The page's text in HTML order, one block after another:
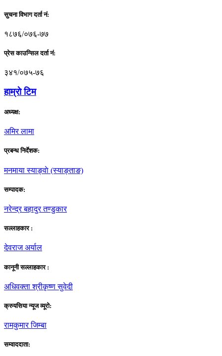
सुचना विभाग दर्ता नं:
१८७६/०७६-७७
प्रेस काउन्सिल दर्ता नं:
३४१/०७५-७६
हाम्राे टिम
अध्यक्ष:
अमिर लामा
प्रबन्ध निर्देशक:
मनमाया स्याङ्वाे (स्याङ्ताङ)
सम्पादक:
नरेन्द्र बहादुर तण्डुकार
सल्लाहकार :
देवराज अर्याल
कानूनी सल्लाहकार :
अधिवक्ता श्रीकृष्ण सुवेदी
क्रुयसिया न्यूज व्यूराे:
रामकुमार जिम्बा
सम्वाददाता: